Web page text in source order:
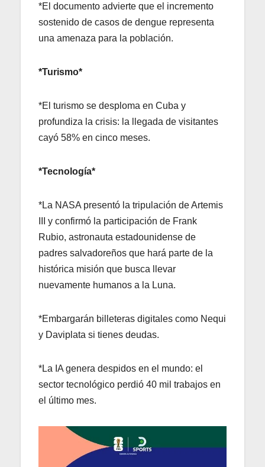
*El documento advierte que el incremento
sostenido de casos de dengue representa
una amenaza para la población.
*Turismo*
*El turismo se desploma en Cuba y
profundiza la crisis: la llegada de visitantes
cayó 58% en cinco meses.
*Tecnología*
*La NASA presentó la tripulación de Artemis
III y confirmó la participación de Frank
Rubio, astronauta estadounidense de
padres salvadoreños que hará parte de la
histórica misión que busca llevar
nuevamente humanos a la Luna.
*Embargarán billeteras digitales como Nequi
y Daviplata si tienes deudas.
*La IA genera despidos en el mundo: el
sector tecnológico perdió 40 mil trabajos en
el último mes.